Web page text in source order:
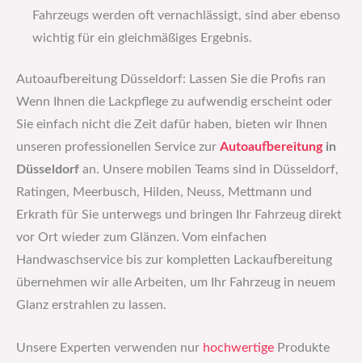
Fahrzeugs werden oft vernachlässigt, sind aber ebenso
wichtig für ein gleichmäßiges Ergebnis.
Autoaufbereitung Düsseldorf: Lassen Sie die Profis ran
Wenn Ihnen die Lackpflege zu aufwendig erscheint oder
Sie einfach nicht die Zeit dafür haben, bieten wir Ihnen
unseren professionellen Service zur Autoaufbereitungin
Düsseldorf an. Unsere mobilen Teams sind in Düsseldorf,
Ratingen, Meerbusch, Hilden, Neuss, Mettmann und
Erkrath für Sie unterwegs und bringen Ihr Fahrzeug direkt
vor Ort wieder zum Glänzen. Vom einfachen
Handwaschservice bis zur kompletten Lackaufbereitung
übernehmen wir alle Arbeiten, um Ihr Fahrzeug in neuem
Glanz erstrahlen zu lassen.
Unsere Experten verwenden nur hochwertige Produkte